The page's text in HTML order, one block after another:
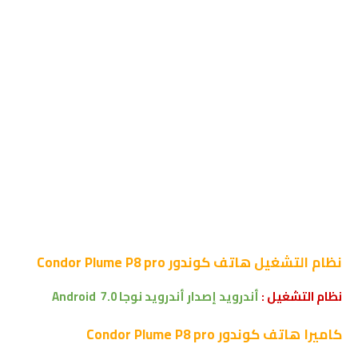
نظام التشغيلهاتف كوندور Condor Plume P8 pro
نظام التشغيل :أندرويد إصدار أندرويد نوجا 7.0 Android
كاميرا هاتف كوندور Condor Plume P8 pro